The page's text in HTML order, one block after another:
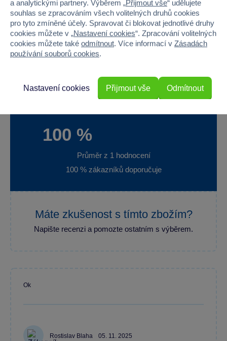
Baterie produktu - vyžaduje Ano
Baterie produktu - součást balení Ano
Baterie produktu - počet
100 %
Průměr z 1 hodnocení
100 % zákazníků doporučuje
Máte zkušenost s tímto zbožím?
Napište recenzi a pomozte ostatním s výběrem.
Rostislav Blaha
05. 11. 2025
Ok
a analytickými partnery. Výběrem „Přijmout vše“ udělujete
souhlas se zpracováním všech volitelných druhů cookies
pro tyto zmíněné účely. Spravovat či blokovat jednotlivé druhy
cookies můžete v „Nastavení cookies“. Zpracování volitelných
cookies můžete také odmítnout. Více informací v Zásadách
používání souborů cookies.
Odmítnout
Nastavení cookies Přijmout vše